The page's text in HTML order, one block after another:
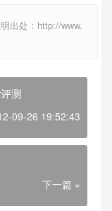
出处：http://www.
测
09-26 19:52:43
下一篇 »